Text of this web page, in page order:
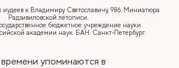
иудеев к Владимиру Святославичу, 986. Миниатюра
Радзивиловской летописи.
бюджетное учреждение науки.
академии наук. БАН. Санкт-Петербург.
упоминаются в